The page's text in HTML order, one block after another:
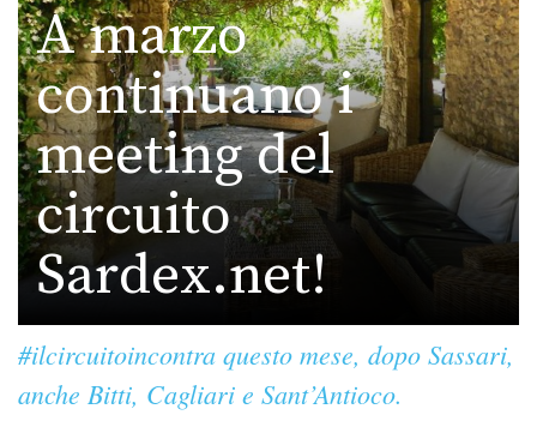
A marzo
continuano i
meeting del
circuito
Sardex.net!
#ilcircuitoincontra questo mese, dopo Sassari,
anche Bitti, Cagliari e Sant’Antioco.